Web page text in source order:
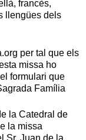
francès,
llengües dels
per tal que els
missa ho
formulari que
Família
la Catedral de
la missa
Sr. Juan de la